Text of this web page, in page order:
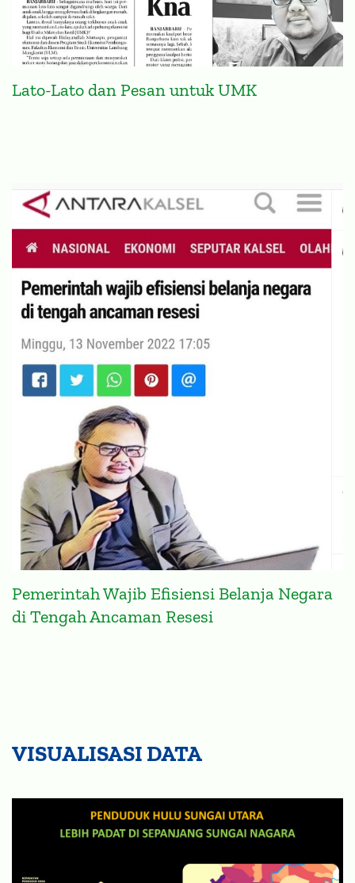
Lato-Lato dan Pesan untuk UMK
Pemerintah Wajib Efisiensi Belanja Negara
di Tengah Ancaman Resesi
VISUALISASI DATA